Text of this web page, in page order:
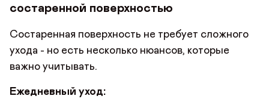
состаренной поверхностью
Состаренная поверхность не требует сложного
ухода - но есть несколько нюансов, которые
важно учитывать.
Ежедневный уход: